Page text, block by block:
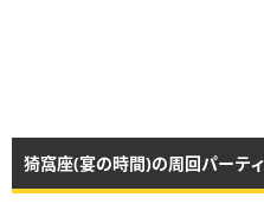
猗窩座(宴の時間)の周回パーティ